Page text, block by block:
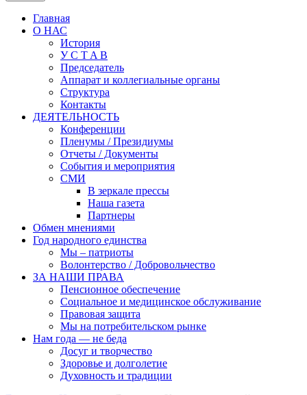
Главная
О НАС
История
У С T A B
Председатель
Аппарат и коллегиальные органы
Структура
Контакты
ДЕЯТЕЛЬНОСТЬ
Конференции
Пленумы / Президиумы
Отчеты / Документы
События и мероприятия
СМИ
В зеркале прессы
Наша газета
Партнеры
Обмен мнениями
Год народного единства
Мы – патриоты
Волонтерство / Добровольчество
ЗА НАШИ ПРАВА
Пенсионное обеспечение
Социальное и медицинское обслуживание
Правовая защита
Мы на потребительском рынке
Нам года — не беда
Досуг и творчество
Здоровье и долголетие
Духовность и традиции